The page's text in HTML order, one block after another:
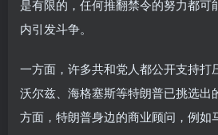
是有限的，任何推翻禁令的努力都可
内引发斗争。
一方面，许多共和党人都公开支持打
沃尔兹、海格塞斯等特朗普已挑选出
方面，特朗普身边的商业顾问，例如